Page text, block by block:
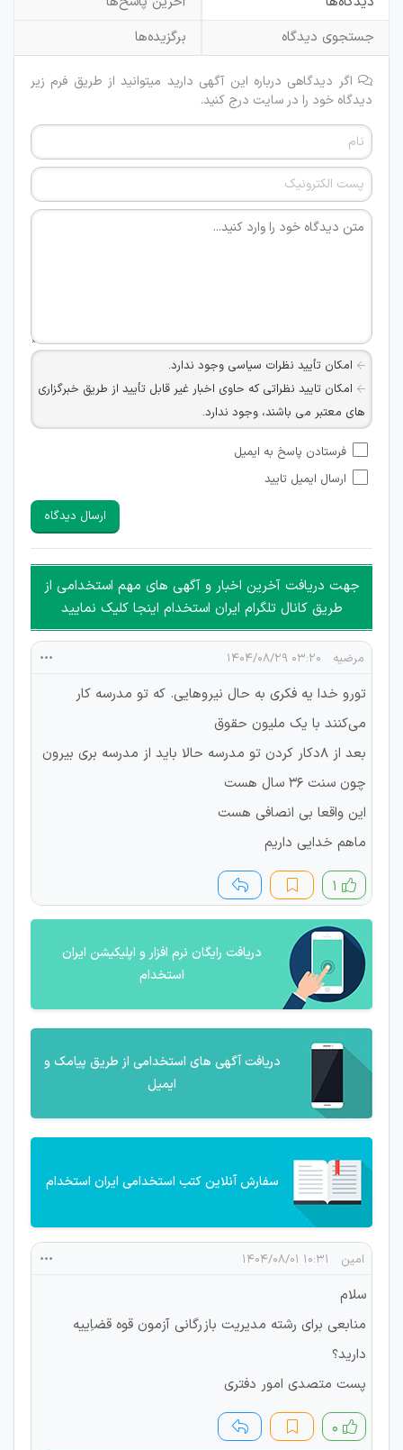
جستجوی دیدگاه
برگزیده‌ها
اگر دیدگاهی درباره این آگهی دارید میتوانید از طریق فرم زیر
دیدگاه خود را در سایت درج کنید.
امکان تأیید نظرات سیاسی وجود ندارد.
امکان تایید نظراتی که حاوی اخبار غیر قابل تأیید از طریق خبرگزاری
های معتبر می باشند، وجود ندارد.
شبکه های مجازی ارتباطی می باشند وجود ندارد.
امکان تأیید نظرات کاربرانی که به هر طریقی قصد مأیوس کردن
هرگونه تحریک، تحقیر و کنایه به سایر افراد (مسئول و غیر مسئول)
غیر مجاز می باشد.
امکان هماهنگی برای هرگونه ملاقات حضوری چه به صورت دسته
جمعی و چه فردی توسط کاربران سایت وجود ندارد.
فرستادن پاسخ به ایمیل
ارسال ایمیل تایید
ارسال دیدگاه
جهت دریافت آخرین اخبار و آگهی های مهم استخدامی از
طریق کانال تلگرام ایران استخدام اینجا کلیک نمایید
مرضیه ۰۳:۲۰ ۱۴۰۴/۰۸/۲۹
تورو خدا یه فکری به حال نیروهایی. که تو مدرسه کار
می‌کنند با یک ملیون حقوق
بعد از ۸دکار کردن تو مدرسه حالا باید از مدرسه بری بیرون
چون سنت ۳۶ سال هست
این واقعا بی انصافی هست
ماهم خدایی داریم
۱
دریافت رایگان نرم افزار و اپلیکیشن ایران
استخدام
دریافت آگهی های استخدامی از طریق پیامک و
ایمیل
سفارش آنلاین کتب استخدامی ایران استخدام
امین ۱۰:۳۱ ۱۴۰۴/۰۸/۰۱
سلام
منابعی برای رشته مدیریت بازرگانی آزمون قوه قضاِییه
دارید؟
پست متصدی امور دفتری
۰